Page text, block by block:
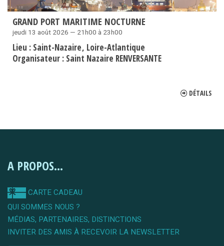
GRAND PORT MARITIME NOCTURNE
jeudi 13 août 2026 — 21h00 à 23h00
Lieu : Saint-Nazaire Loire-Atlantique
Organisateur : Saint Nazaire RENVERSANTE
DÉTAILS
A PROPOS...
CARTE CADEAU
QUI SOMMES NOUS ?
MÉDIAS, PARTENAIRES, DISTINCTIONS
INVITER DES AMIS À RECEVOIR LA NEWSLETTER